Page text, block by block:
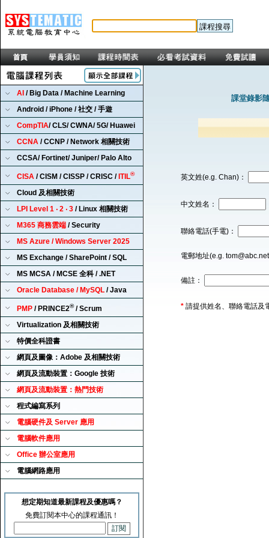
AI / Big Data / Machine Learning
Android / iPhone / 社交 / 手遊
CompTIA/ CLS/ CWNA/ 5G/ Huawei
CCNA / CCNP / Network 相關技術
CCSA/ Fortinet/ Juniper/ Palo Alto
CISA / CISM / CISSP / CRISC / ITIL®
Cloud 及相關技術
LPI Level 1 ‧ 2 ‧ 3 / Linux 相關技術
M365 商務雲端 / Security
MS Azure / Windows Server 2025
MS Exchange / SharePoint / SQL
MS MCSA / MCSE 全科 / .NET
Oracle Database / MySQL / Java
PMP / PRINCE2®/ Scrum
Virtualization 及相關技術
特價全科證書
網頁及圖像：Adobe 及相關技術
網頁及流動裝置：Google 技術
網頁及流動裝置：熱門技術
程式編寫系列
電腦硬件及 Server 應用
電腦軟件應用
Office 辦公室應用
電腦網路應用
想定期知道最新課程及優惠嗎？
免費訂閱本中心的課程通訊！
課堂錄影
英文姓(e.g. Chan)：
中文姓名：
聯絡電話(手電)：
電郵地址(e.g.
備註：
* 請提供姓名、聯絡電話及